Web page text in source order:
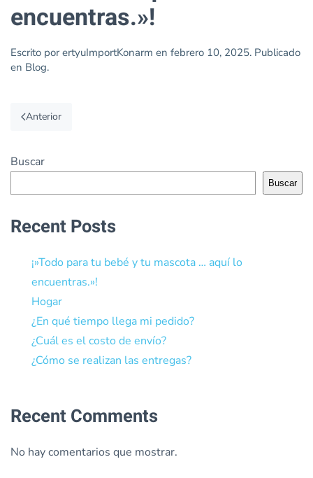
encuentras.»!
Escrito porertyuImportKonarm en febrero 10, 2025. Publicado
en Blog.
Anterior
Buscar
Buscar
Recent Posts
¡»Todo para tu bebé y tu mascota … aquí lo
encuentras.»!
Hogar
¿En qué tiempo llega mi pedido?
¿Cuál es el costo de envío?
¿Cómo se realizan las entregas?
Recent Comments
No hay comentarios que mostrar.